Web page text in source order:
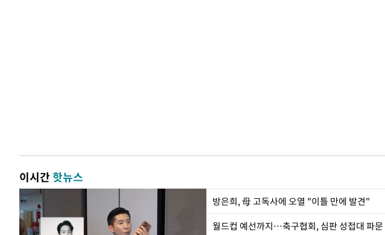
이시간핫뉴스
방은희, 母 고독사에 오열 "이틀 만에 발견"
월드컵 예선까지…축구협회, 심판 성접대 파문